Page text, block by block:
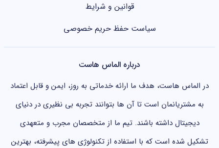
قوانین و شرایط
سیاست حفظ حریم خصوصی
درباره الماس هاست
در الماس هاست، هدف ما ارائه خدماتی به روز، ایمن و قابل اعتماد
به مشتریانمان است تا آن ها بتوانند تجربه بی نظیری در دنیای
دیجیتال داشته باشند. تیم ما از متخصصان مجرب و متعهدی
تشکیل شده است که با استفاده از تکنولوژی های پیشرفته، بهترین